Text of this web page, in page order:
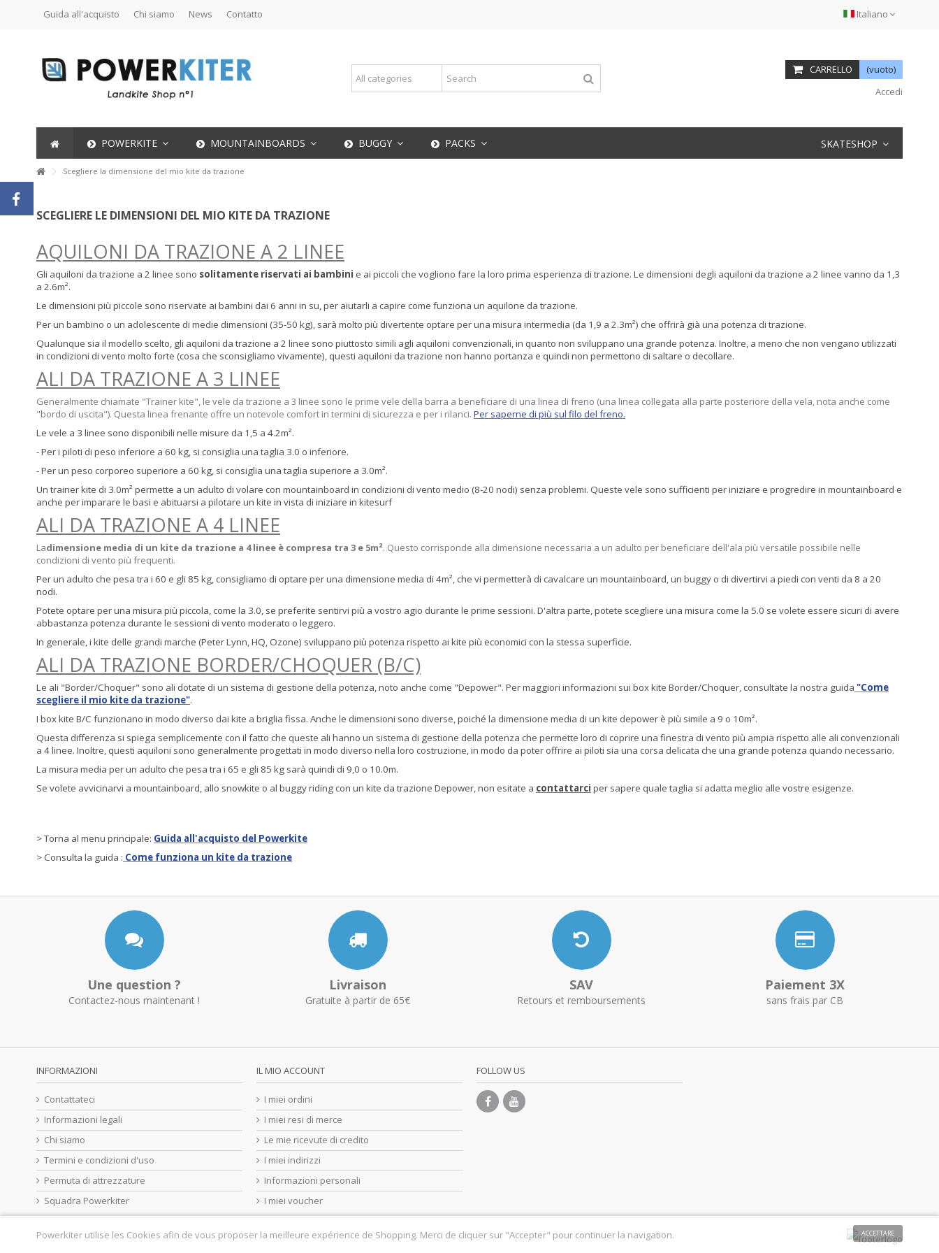
Italiano
Guida all'acquisto Chi siamo News Contatto
CARRELLO
(vuoto)
Accedi
POWERKITE MOUNTAINBOARDS BUGGY PACKS SKATESHOP
Scegliere la dimensione del mio kite da trazione
SCEGLIERE LE DIMENSIONI DEL MIO KITE DA TRAZIONE
AQUILONI DA TRAZIONE A 2 LINEE
Gli aquiloni da trazione a 2 linee sono solitamente riservati ai bambini e ai piccoli che vogliono fare la loro prima esperienza di trazione. Le dimensioni degli aquiloni da trazione a 2 linee vanno da 1,3
a 2.6m².
Le dimensioni più piccole sono riservate ai bambini dai 6 anni in su, per aiutarli a capire come funziona un aquilone da trazione.
Per un bambino o un adolescente di medie dimensioni (35-50 kg), sarà molto più divertente optare per una misura intermedia (da 1,9 a 2.3m²) che offrirà già una potenza di trazione.
Qualunque sia il modello scelto, gli aquiloni da trazione a 2 linee sono piuttosto simili agli aquiloni convenzionali, in quanto non sviluppano una grande potenza. Inoltre, a meno che non vengano utilizzati
in condizioni di vento molto forte (cosa che sconsigliamo vivamente), questi aquiloni da trazione non hanno portanza e quindi non permettono di saltare o decollare.
ALI DA TRAZIONE A 3 LINEE
Generalmente chiamate "Trainer kite", le vele da trazione a 3 linee sono le prime vele della barra a beneficiare di una linea di freno (una linea collegata alla parte posteriore della vela, nota anche come
"bordo di uscita"). Questa linea frenante offre un notevole comfort in termini di sicurezza e per i rilanci. Per saperne di più sul filo del freno.
Le vele a 3 linee sono disponibili nelle misure da 1,5 a 4.2m².
- Per i piloti di peso inferiore a 60 kg, si consiglia una taglia 3.0 o inferiore.
- Per un peso corporeo superiore a 60 kg, si consiglia una taglia superiore a 3.0m².
Un trainer kite di 3.0m² permette a un adulto di volare con mountainboard in condizioni di vento medio (8-20 nodi) senza problemi. Queste vele sono sufficienti per iniziare e progredire in mountainboard e
anche per imparare le basi e abituarsi a pilotare un kite in vista di iniziare in kitesurf
ALI DA TRAZIONE A 4 LINEE
Ladimensione media di un kite da trazione a 4 linee è compresa tra 3 e 5m². Questo corrisponde alla dimensione necessaria a un adulto per beneficiare dell'ala più versatile possibile nelle
condizioni di vento più frequenti.
Per un adulto che pesa tra i 60 e gli 85 kg, consigliamo di optare per una dimensione media di 4m², che vi permetterà di cavalcare un mountainboard, un buggy o di divertirvi a piedi con venti da 8 a 20
nodi.
Potete optare per una misura più piccola, come la 3.0, se preferite sentirvi più a vostro agio durante le prime sessioni. D'altra parte, potete scegliere una misura come la 5.0 se volete essere sicuri di avere
abbastanza potenza durante le sessioni di vento moderato o leggero.
In generale, i kite delle grandi marche (Peter Lynn, HQ, Ozone) sviluppano più potenza rispetto ai kite più economici con la stessa superficie.
ALI DA TRAZIONE BORDER/CHOQUER (B/C)
Le ali "Border/Choquer" sono ali dotate di un sistema di gestione della potenza, noto anche come "Depower". Per maggiori informazioni sui box kite Border/Choquer, consultate la nostra guida "Come
scegliere il mio kite da trazione".
I box kite B/C funzionano in modo diverso dai kite a briglia fissa. Anche le dimensioni sono diverse, poiché la dimensione media di un kite depower è più simile a 9 o 10m².
Questa differenza si spiega semplicemente con il fatto che queste ali hanno un sistema di gestione della potenza che permette loro di coprire una finestra di vento più ampia rispetto alle ali convenzionali
a 4 linee. Inoltre, questi aquiloni sono generalmente progettati in modo diverso nella loro costruzione, in modo da poter offrire ai piloti sia una corsa delicata che una grande potenza quando necessario.
La misura media per un adulto che pesa tra i 65 e gli 85 kg sarà quindi di 9,0 o 10.0m.
Se volete avvicinarvi a mountainboard, allo snowkite o al buggy riding con un kite da trazione Depower, non esitate a contattarci per sapere quale taglia si adatta meglio alle vostre esigenze.
> Torna al menu principale: Guida all'acquisto del Powerkite
> Consulta la guida : Come funziona un kite da trazione
Une question ?
Contactez-nous maintenant !
Livraison
Gratuite à partir de 65€
SAV
Retours et remboursements
Paiement 3X
sans frais par CB
INFORMAZIONI
Contattateci
Informazioni legali
Chi siamo
Termini e condizioni d'uso
Permuta di attrezzature
Squadra Powerkiter
IL MIO ACCOUNT
I miei ordini
I miei resi di merce
Le mie ricevute di credito
I miei indirizzi
Informazioni personali
I miei voucher
FOLLOW US
ACCETTARE
Powerkiter utilise les Cookies afin de vous proposer la meilleure expérience de Shopping. Merci de cliquer sur "Accepter" pour continuer la navigation.